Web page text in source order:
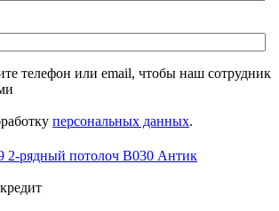
телефон или email, чтобы наш сотрудник
персональных данных.
2-рядный потолоч В030 Антик